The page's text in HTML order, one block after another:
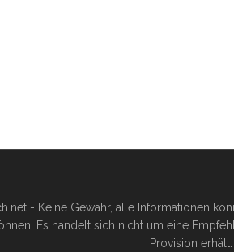
- Keine Gewähr, alle Informationen
Es handelt sich nicht um eine
Provision